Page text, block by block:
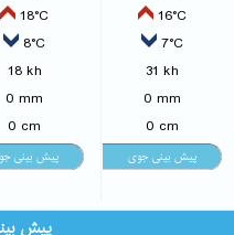
16°C
7°C
31 kh
0 mm
0 cm
18°C
8°C
18 kh
0 mm
0 cm
پیش بینی